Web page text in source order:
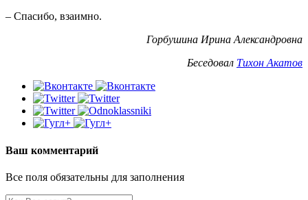
– Спасибо, взаимно.
Горбушина Ирина Александровна
Беседовал Тихон Акатов
Ваш комментарий
Все поля обязательны для заполнения